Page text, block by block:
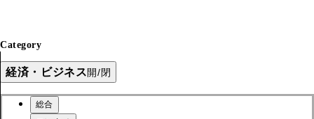
Category
経済・ビジネス開/閉
総合